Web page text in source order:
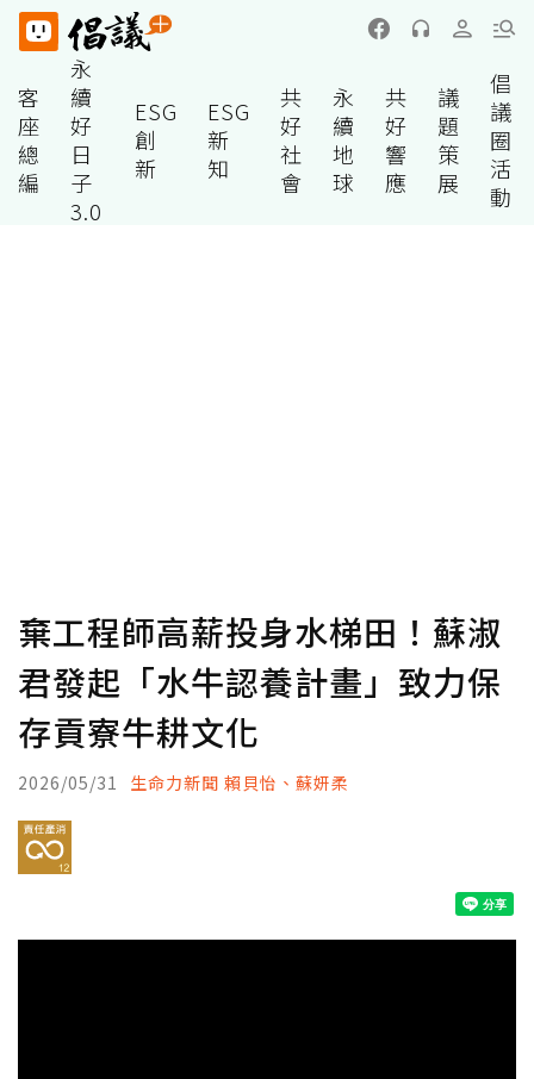
客
座
總
編
永
續
好
日
子
3.0
ESG
創
新
ESG
新
知
共
好
社
會
永
續
地
球
共
好
響
應
議
題
策
展
倡
議
圈
活
動
棄工程師高薪投身水梯田！蘇淑
君發起「水牛認養計畫」致力保
存貢寮牛耕文化
2026/05/31 生命力新聞 賴貝怡、蘇妍柔